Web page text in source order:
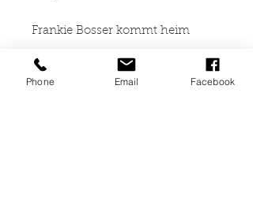
Frankie Bosser kommt heim
Unionsverlag Taschenbuch
2000
Phone Email Facebook